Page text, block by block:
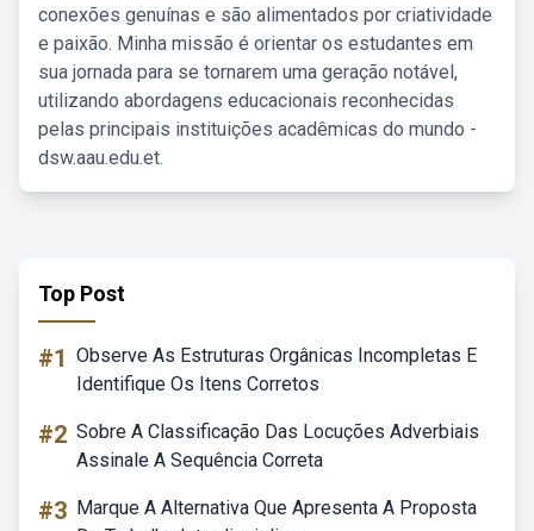
conexões genuínas e são alimentados por criatividade
e paixão. Minha missão é orientar os estudantes em
sua jornada para se tornarem uma geração notável,
utilizando abordagens educacionais reconhecidas
pelas principais instituições acadêmicas do mundo -
dsw.aau.edu.et.
Top Post
#1 Observe As Estruturas Orgânicas Incompletas E
Identifique Os Itens Corretos
#2 Sobre A Classificação Das Locuções Adverbiais
Assinale A Sequência Correta
#3 Marque A Alternativa Que Apresenta A Proposta